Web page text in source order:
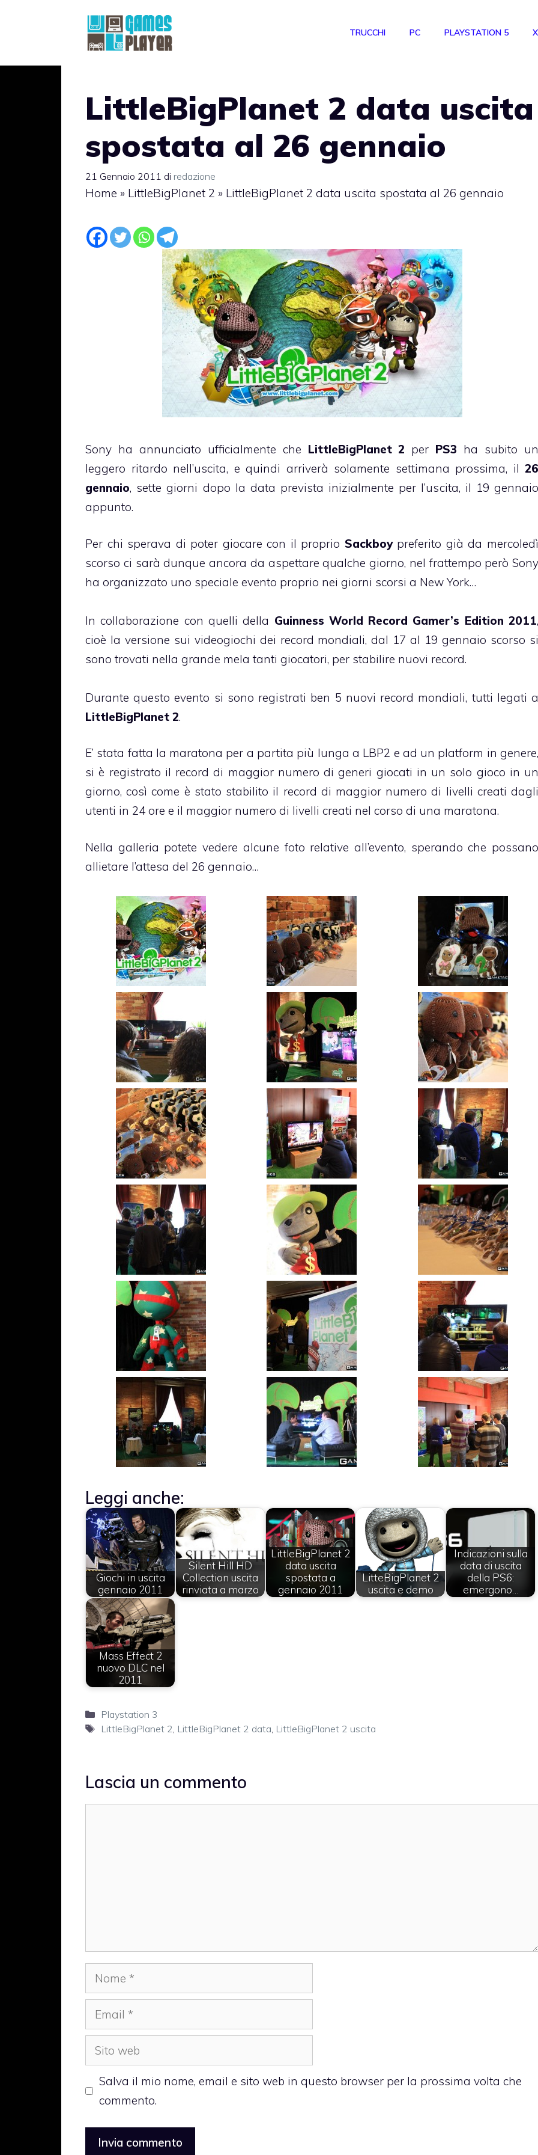
TRUCCHI PC PLAYSTATION 5
LittleBigPlanet 2 data uscita
spostata al 26 gennaio
21 Gennaio 2011 di redazione
Home » LittleBigPlanet 2 » LittleBigPlanet 2 data uscita spostata al 26 gennaio
Sony ha annunciato ufficialmente che LittleBigPlanet 2 per PS3 ha subito
leggero ritardo nell’uscita, e quindi arriverà solamente settimana prossima, il 26
gennaio, sette giorni dopo la data prevista inizialmente per l’uscita, il 19 gennaio
appunto.
Per chi sperava di poter giocare con il proprio Sackboypreferito già da
scorso ci sarà dunque ancora da aspettare qualche giorno, nel frattempo però Sony
ha organizzato uno speciale evento proprio nei giorni scorsi a New York…
In collaborazione con quelli della Guinness World Record Gamer’s Edition 2011,
cioè la versione sui videogiochi dei record mondiali, dal 17 al 19 gennaio scorso si
sono trovati nella grande mela tanti giocatori, per stabilire nuovi record.
Durante questo evento si sono registrati ben 5 nuovi record mondiali, tutti legati a
LittleBigPlanet 2.
E’ stata fatta la maratona per a partita più lunga a LBP2 e ad un platform in genere,
si è registrato il record di maggior numero di generi giocati in un solo gioco in un
giorno, così come è stato stabilito il record di maggior numero di livelli creati dagli
utenti in 24 ore e il maggior numero di livelli creati nel corso di una maratona.
Nella galleria potete vedere alcune foto relative all’evento, sperando che possano
allietare l’attesa del 26 gennaio…
Leggi anche:
Giochi in uscita
gennaio 2011
Silent Hill HD
Collection uscita
rinviata a marzo
LittleBigPlanet 2
data uscita
spostata a
gennaio 2011
LitteBigPlanet 2
uscita e demo
Indicazioni sulla
data di uscita
della PS6:
emergono…
Mass Effect 2
nuovo DLC nel
2011
Categorie
Playstation 3
Tag
LittleBigPlanet 2, LittleBigPlanet 2 data, LittleBigPlanet 2 uscita
Lascia un commento
Nome
Email
Sito
web
Salva il mio nome, email e sito web in questo browser per la prossima volta che
commento.